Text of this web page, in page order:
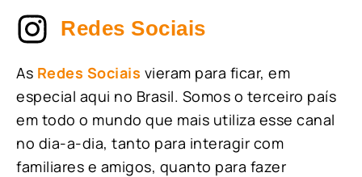
Redes Sociais
As Redes Sociais vieram para ficar, em
especial aqui no Brasil. Somos o terceiro país
em todo o mundo que mais utiliza esse canal
no dia-a-dia, tanto para interagir com
familiares e amigos, quanto para fazer